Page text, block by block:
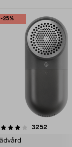
-25%
3252
4.5av 5 stjärnor